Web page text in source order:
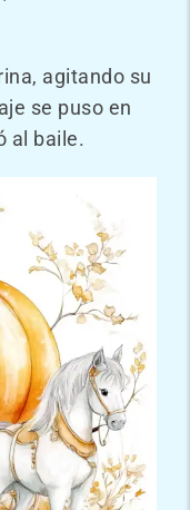
agitando su
se puso en
al baile.